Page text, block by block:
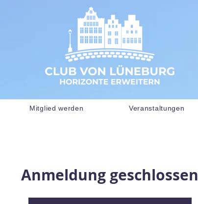
Mitglied werden Veranstaltungen
Anmeldung geschlossen